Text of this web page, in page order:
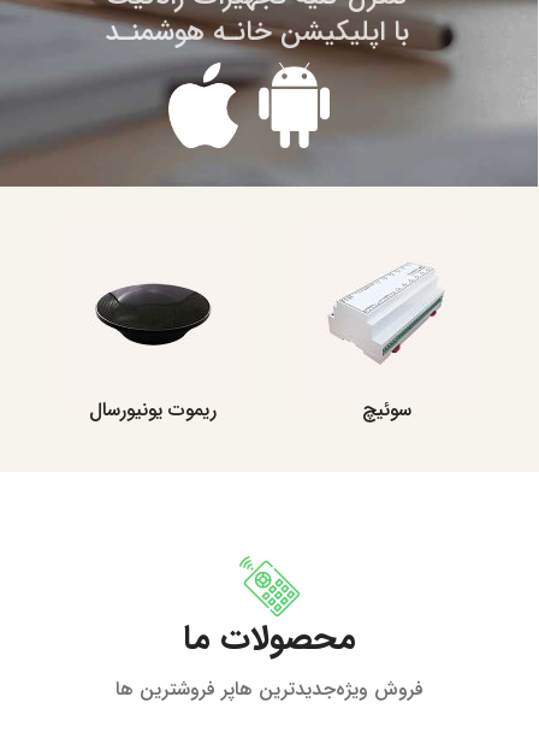
با اپلیکیشن خانـه هوشمنـد
سوئیچ ریموت یونیورسال
محصولات ما
فروش ویژهجدیدترین هاپر فروشترین ها